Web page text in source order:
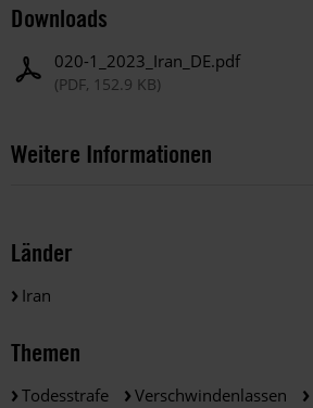
Downloads
020-1_2023_Iran_DE.pdf
(PDF, 152.9 KB)
Weitere Informationen
Länder
Iran
Themen
Todesstrafe Verschwindenlassen